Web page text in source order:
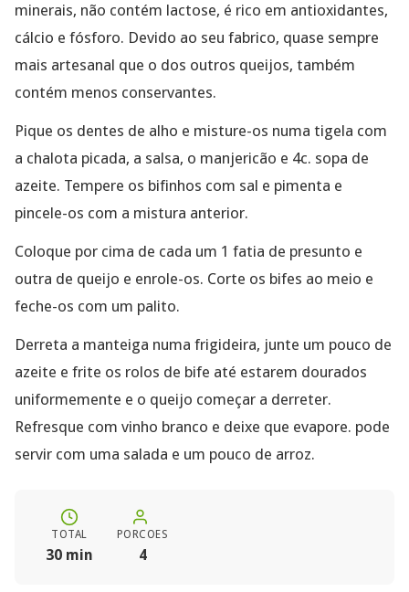
minerais, não contém lactose, é rico em antioxidantes,
cálcio e fósforo. Devido ao seu fabrico, quase sempre
mais artesanal que o dos outros queijos, também
contém menos conservantes.
Pique os dentes de alho e misture-os numa tigela com
a chalota picada, a salsa, o manjericão e 4c. sopa de
azeite. Tempere os bifinhos com sal e pimenta e
pincele-os com a mistura anterior.
Coloque por cima de cada um 1 fatia de presunto e
outra de queijo e enrole-os. Corte os bifes ao meio e
feche-os com um palito.
Derreta a manteiga numa frigideira, junte um pouco de
azeite e frite os rolos de bife até estarem dourados
uniformemente e o queijo começar a derreter.
Refresque com vinho branco e deixe que evapore. pode
servir com uma salada e um pouco de arroz.
TOTAL
30 min
PORCOES
4